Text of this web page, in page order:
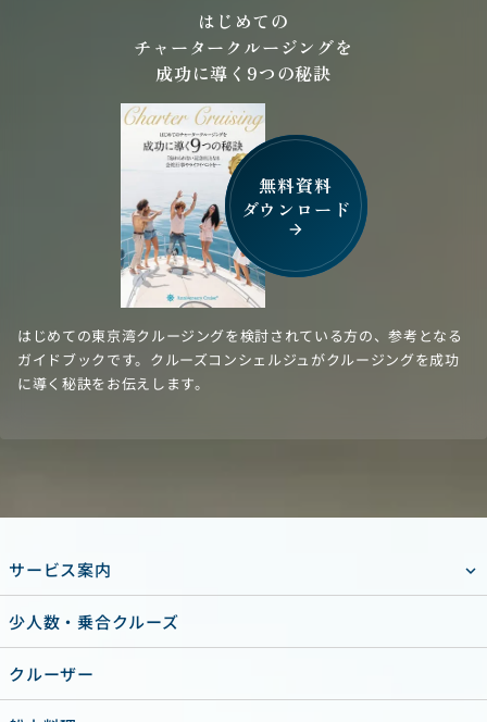
はじめての
チャータークルージングを
成功に導く9つの秘訣
無料資料
ダウンロード
arrow_forward
はじめての東京湾クルージングを検討されている方の、参考となる
ガイドブックです。クルーズコンシェルジュがクルージングを成功
に導く秘訣をお伝えします。
サービス案内
少人数・乗合クルーズ
クルーザー